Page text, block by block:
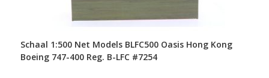
Schaal 1:500 Net Models BLFC500 Oasis Hong Kong
Boeing 747-400 Reg. B-LFC #7254